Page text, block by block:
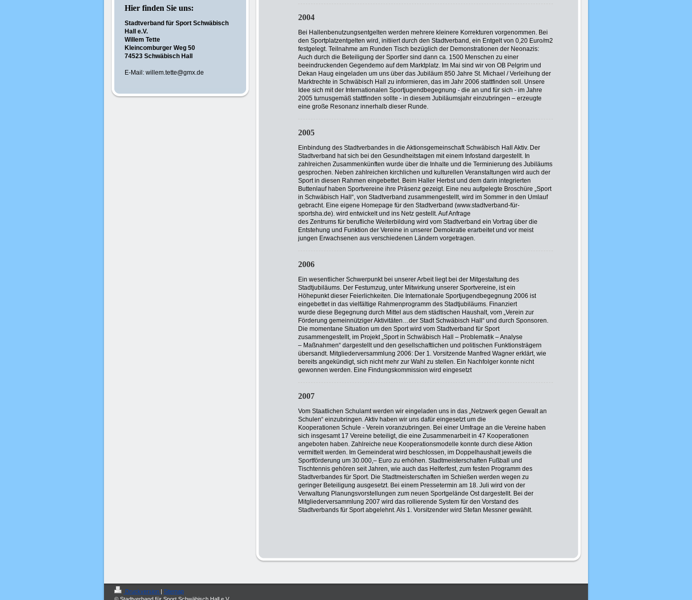
2004
Bei Hallenbenutzungsentgelten werden mehrere kleinere Korrekturen vorgenommen. Bei
den Sportplatzentgelten wird, initiiert durch den Stadtverband, ein Entgelt von 0,20 Euro/m2
festgelegt. Teilnahme am Runden Tisch bezüglich der Demonstrationen der Neonazis:
Auch durch die Beteiligung der Sportler sind dann ca. 1500 Menschen zu einer
beeindruckenden Gegendemo auf dem Marktplatz. Im Mai sind wir von OB Pelgrim und
Dekan Haug eingeladen um uns über das Jubiläum 850 Jahre St. Michael / Verleihung der
Marktrechte in Schwäbisch Hall zu informieren, das im Jahr 2006 stattfinden soll. Unsere
Idee sich mit der Internationalen Sportjugendbegegnung - die an und für sich - im Jahre
2005 turnusgemäß stattfinden sollte - in diesem Jubiläumsjahr einzubringen – erzeugte
eine große Resonanz innerhalb dieser Runde.
2005
Einbindung des Stadtverbandes in die Aktionsgemeinschaft Schwäbisch Hall Aktiv. Der
Stadtverband hat sich bei den Gesundheitstagen mit einem Infostand dargestellt. In
zahlreichen Zusammenkünften wurde über die Inhalte und die Terminierung des Jubiläums
gesprochen. Neben zahlreichen kirchlichen und kulturellen Veranstaltungen wird auch der
Sport in diesen Rahmen eingebettet. Beim Haller Herbst und dem darin integrierten
Buttenlauf haben Sportvereine ihre Präsenz gezeigt. Eine neu aufgelegte Broschüre „Sport
in Schwäbisch Hall“, von Stadtverband zusammengestellt, wird im Sommer in den Umlauf
gebracht. Eine eigene Homepage für den Stadtverband (www.stadtverband-für-
sportsha.de). wird entwickelt und ins Netz gestellt. Auf Anfrage
des Zentrums für berufliche Weiterbildung wird vom Stadtverband ein Vortrag über die
Entstehung und Funktion der Vereine in unserer Demokratie erarbeitet und vor meist
jungen Erwachsenen aus verschiedenen Ländern vorgetragen.
2006
Ein wesentlicher Schwerpunkt bei unserer Arbeit liegt bei der Mitgestaltung des
Stadtjubiläums. Der Festumzug, unter Mitwirkung unserer Sportvereine, ist ein
Höhepunkt dieser Feierlichkeiten. Die Internationale Sportjugendbegegnung 2006 ist
eingebettet in das vielfältige Rahmenprogramm des Stadtjubiläums. Finanziert
wurde diese Begegnung durch Mittel aus dem städtischen Haushalt, vom „Verein zur
Förderung gemeinnütziger Aktivitäten…der Stadt Schwäbisch Hall“ und durch Sponsoren.
Die momentane Situation um den Sport wird vom Stadtverband für Sport
zusammengestellt, im Projekt „Sport in Schwäbisch Hall – Problematik – Analyse
– Maßnahmen“ dargestellt und den gesellschaftlichen und politischen Funktionsträgern
übersandt. Mitgliederversammlung 2006: Der 1. Vorsitzende Manfred Wagner erklärt, wie
bereits angekündigt, sich nicht mehr zur Wahl zu stellen. Ein Nachfolger konnte nicht
gewonnen werden. Eine Findungskommission wird eingesetzt
2007
Vom Staatlichen Schulamt werden wir eingeladen uns in das „Netzwerk gegen Gewalt an
Schulen“ einzubringen. Aktiv haben wir uns dafür eingesetzt um die
Kooperationen Schule - Verein voranzubringen. Bei einer Umfrage an die Vereine haben
sich insgesamt 17 Vereine beteiligt, die eine Zusammenarbeit in 47 Kooperationen
angeboten haben. Zahlreiche neue Kooperationsmodelle konnte durch diese Aktion
vermittelt werden. Im Gemeinderat wird beschlossen, im Doppelhaushalt jeweils die
Sportförderung um 30.000,– Euro zu erhöhen. Stadtmeisterschaften Fußball und
Tischtennis gehören seit Jahren, wie auch das Helferfest, zum festen Programm des
Stadtverbandes für Sport. Die Stadtmeisterschaften im Schießen werden wegen zu
geringer Beteiligung ausgesetzt. Bei einem Pressetermin am 18. Juli wird von der
Verwaltung Planungsvorstellungen zum neuen Sportgelände Ost dargestellt. Bei der
Mitgliederversammlung 2007 wird das rollierende System für den Vorstand des
Stadtverbands für Sport abgelehnt. Als 1. Vorsitzender wird Stefan Messner gewählt.
Hier finden Sie uns:
Stadtverband für Sport Schwäbisch
Hall e.V.
Willem Tette
Kleincomburger Weg 50
74523 Schwäbisch Hall
E-Mail: willem.tette@gmx.de
Druckversion | Sitemap